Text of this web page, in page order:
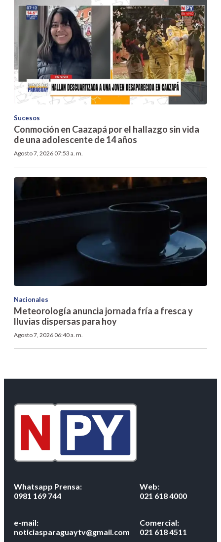
Sucesos
Conmoción en Caazapá por el hallazgo sin vida
de una adolescente de 14 años
Agosto 7, 2026 07:53 a. m.
Nacionales
Meteorología anuncia jornada fría a fresca y
lluvias dispersas para hoy
Agosto 7, 2026 06:40 a. m.
Whatsapp Prensa:
0981 169 744
Web:
021 618 4000
e-mail:
noticiasparaguaytv@gmail.com
Comercial:
021 618 4511